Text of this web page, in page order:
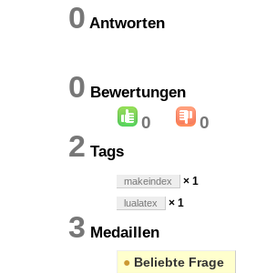
0 Antworten
0 Bewertungen
0 0
2 Tags
makeindex × 1
lualatex × 1
3 Medaillen
● Beliebte Frage